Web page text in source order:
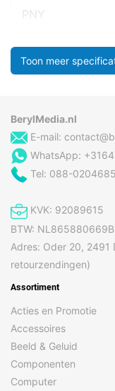
PNY
Toon meer
BerylMedia.nl
E-mail:
WhatsApp:
Tel: 088-0204685
KVK: 92089615
BTW:
Adres: Oder 20, 2491
retourzendingen)
Assortiment
Acties en Promotie
Accessoires
Beeld & Geluid
Componenten
Computer